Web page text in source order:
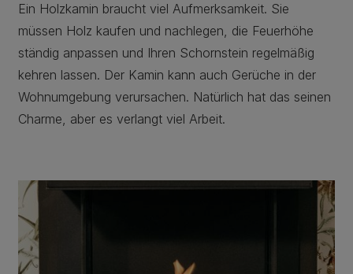
Ein Holzkamin braucht viel Aufmerksamkeit. Sie
müssen Holz kaufen und nachlegen, die Feuerhöhe
ständig anpassen und Ihren Schornstein regelmäßig
kehren lassen. Der Kamin kann auch Gerüche in der
Wohnumgebung verursachen. Natürlich hat das seinen
Charme, aber es verlangt viel Arbeit.